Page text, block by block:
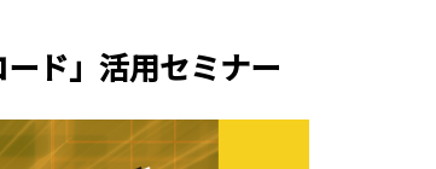
ド」活用セミナー